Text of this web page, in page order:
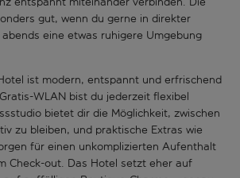
gut, wenn du gerne in direkter
eine etwas ruhigere Umgebung
ist modern, entspannt und erfrischend
WLAN bist du jederzeit flexibel
bietet dir die Möglichkeit, zwischen
zu bleiben, und praktische Extras wie
für einen unkomplizierten Aufenthalt
Check-out. Das Hotel setzt eher auf